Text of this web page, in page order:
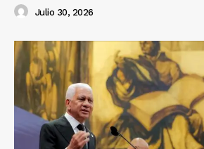
Julio 30, 2026